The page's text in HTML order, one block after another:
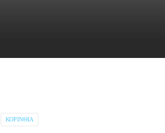
ΚΟΡΙΝΘΊΑ